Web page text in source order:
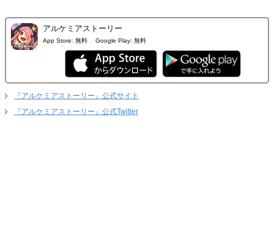
アルケミアストーリー
App Store: 無料 Google Play: 無料
『アルケミアストーリー』公式サイト
『アルケミアストーリー』公式Twitter